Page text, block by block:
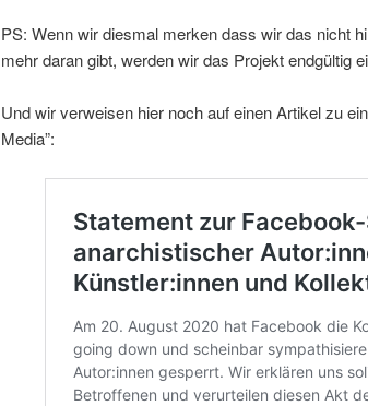
PS: Wenn wir diesmal merken dass wir das nicht
mehr daran gibt, werden wir das Projekt endgültig
Und wir verweisen hier noch auf einen Artikel zu
Media”: